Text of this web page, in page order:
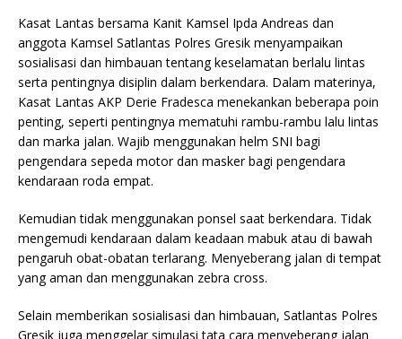
Kasat Lantas bersama Kanit Kamsel Ipda Andreas dan
anggota Kamsel Satlantas Polres Gresik menyampaikan
sosialisasi dan himbauan tentang keselamatan berlalu lintas
serta pentingnya disiplin dalam berkendara. Dalam materinya,
Kasat Lantas AKP Derie Fradesca menekankan beberapa poin
penting, seperti pentingnya mematuhi rambu-rambu lalu lintas
dan marka jalan. Wajib menggunakan helm SNI bagi
pengendara sepeda motor dan masker bagi pengendara
kendaraan roda empat.
Kemudian tidak menggunakan ponsel saat berkendara. Tidak
mengemudi kendaraan dalam keadaan mabuk atau di bawah
pengaruh obat-obatan terlarang. Menyeberang jalan di tempat
yang aman dan menggunakan zebra cross.
Selain memberikan sosialisasi dan himbauan, Satlantas Polres
Gresik juga menggelar simulasi tata cara menyeberang jalan